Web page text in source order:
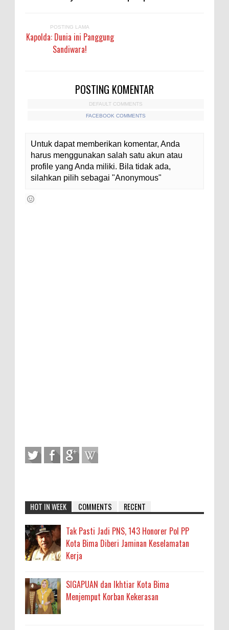
POSTING LAMA
Kapolda: Dunia ini Panggung
Sandiwara!
POSTING KOMENTAR
DEFAULT COMMENTS
FACEBOOK COMMENTS
Untuk dapat memberikan komentar, Anda
harus menggunakan salah satu akun atau
profile yang Anda miliki. Bila tidak ada,
silahkan pilih sebagai "Anonymous"
HOT IN WEEK COMMENTS RECENT
Tak Pasti Jadi PNS, 143 Honorer Pol PP
Kota Bima Diberi Jaminan Keselamatan
Kerja
SIGAPUAN dan Ikhtiar Kota Bima
Menjemput Korban Kekerasan